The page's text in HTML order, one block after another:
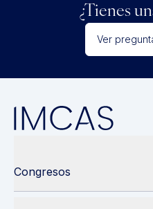
¿Tienes
Ver
Congresos